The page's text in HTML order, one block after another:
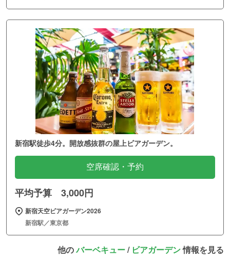
新宿駅徒歩4分。開放感抜群の屋上ビアガーデン。
空席確認・予約
平均予算 3,000円
新宿天空ビアガーデン2026
新宿駅／東京都
他のバーベキュー/ ビアガーデン情報を見る